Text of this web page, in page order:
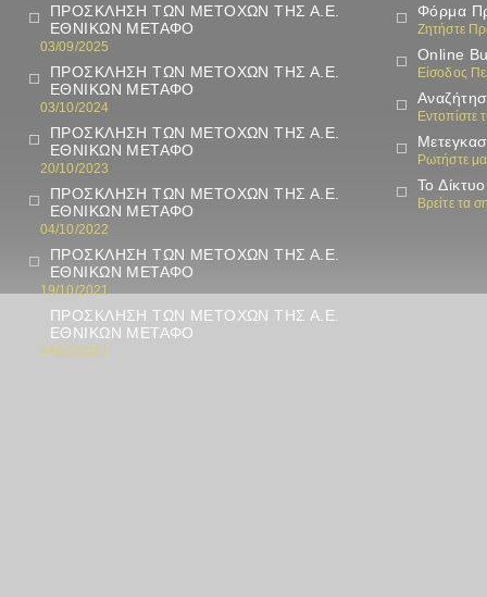
ΠΡΟΣΚΛΗΣΗ ΤΩΝ ΜΕΤΟΧΩΝ ΤΗΣ Α.Ε.
ΕΘΝΙΚΩΝ ΜΕΤΑΦΟ
03/09/2025
ΠΡΟΣΚΛΗΣΗ ΤΩΝ ΜΕΤΟΧΩΝ ΤΗΣ Α.Ε.
ΕΘΝΙΚΩΝ ΜΕΤΑΦΟ
03/10/2024
ΠΡΟΣΚΛΗΣΗ ΤΩΝ ΜΕΤΟΧΩΝ ΤΗΣ Α.Ε.
ΕΘΝΙΚΩΝ ΜΕΤΑΦΟ
20/10/2023
ΠΡΟΣΚΛΗΣΗ ΤΩΝ ΜΕΤΟΧΩΝ ΤΗΣ Α.Ε.
ΕΘΝΙΚΩΝ ΜΕΤΑΦΟ
04/10/2022
ΠΡΟΣΚΛΗΣΗ ΤΩΝ ΜΕΤΟΧΩΝ ΤΗΣ Α.Ε.
ΕΘΝΙΚΩΝ ΜΕΤΑΦΟ
19/10/2021
ΠΡΟΣΚΛΗΣΗ ΤΩΝ ΜΕΤΟΧΩΝ ΤΗΣ Α.Ε.
ΕΘΝΙΚΩΝ ΜΕΤΑΦΟ
24/05/2021
Φόρμα
Ζητήστε
Online
Είσοδος
Εντοπίστε
Ρωτήστε
Το
Βρείτε τα